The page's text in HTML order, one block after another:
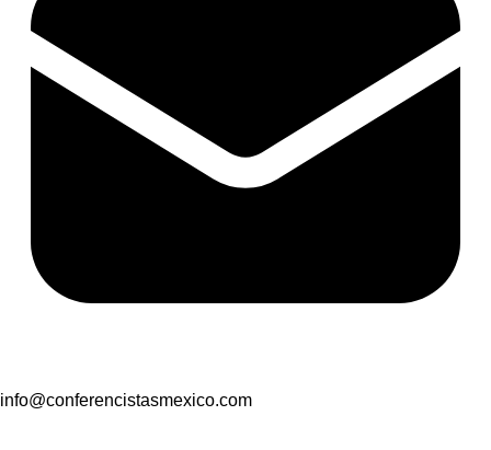
info@conferencistasmexico.com